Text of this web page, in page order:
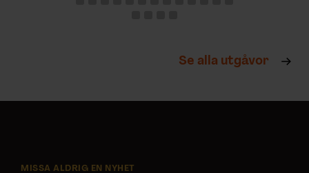
Se alla utgåvor
MISSA ALDRIG EN NYHET